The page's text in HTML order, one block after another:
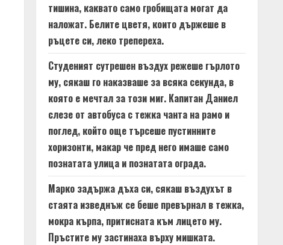
тишина, каквато само гробищата могат да
наложат. Белите цветя, които държеше в
ръцете си, леко трепереха.
Студеният сутрешен въздух режеше гърлото
му, сякаш го наказваше за всяка секунда, в
която е мечтал за този миг. Капитан Даниел
слезе от автобуса с тежка чанта на рамо и
поглед, който още търсеше пустинните
хоризонти, макар че пред него имаше само
познатата улица и познатата ограда.
Марко задържа дъха си, сякаш въздухът в
стаята изведнъж се беше превърнал в тежка,
мокра кърпа, притисната към лицето му.
Пръстите му застинаха върху мишката.